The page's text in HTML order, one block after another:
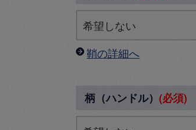
鞘の詳細へ
柄（ハンドル）(必須)